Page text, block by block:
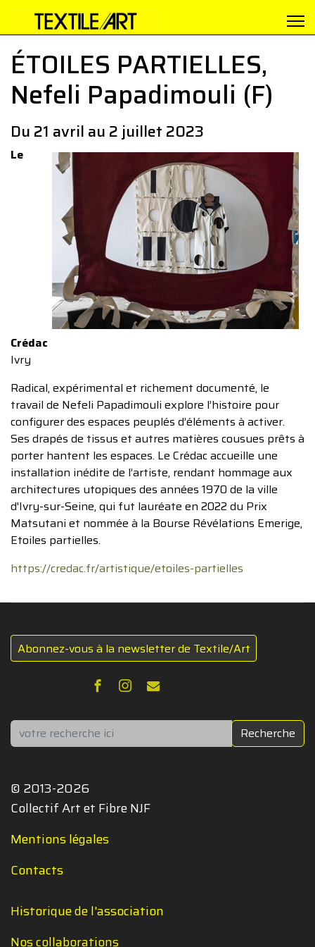
ÉTOILES PARTIELLES,
Nefeli Papadimouli (F)
Du 21 avril au 2 juillet 2023
Le
Crédac
Ivry
Radical, expérimental et richement documenté, le
travail de Nefeli Papadimouli explore l’histoire pour
configurer des espaces peuplés d’éléments à activer.
Ses drapés de tissus et autres matières cousues prêts à
porter hantent les espaces. Le Crédac accueille une
installation inédite de l’artiste, rendant hommage aux
architectures utopiques des années 1970 de la ville
d'Ivry-sur-Seine, qui fut lauréate en 2022 du Prix
Matsutani et nommée à la Bourse Révélations Emerige,
Etoiles partielles.
https://credac.fr/artistique/etoiles-partielles
Abonnez-vous à la newsletter de Textile/Art
Rechercher Recherche
© 2013-2026
Collectif Art et Fibre NJF
Mentions légales
Contacts
Historique de l'association
Nos collaborations